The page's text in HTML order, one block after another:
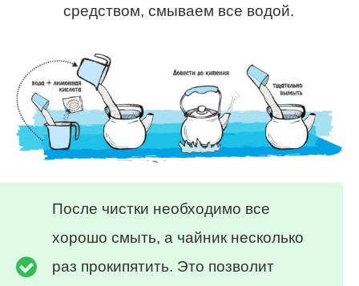
средством, смываем все водой.
После чистки необходимо все
хорошо смыть, а чайник несколько
раз прокипятить. Это позволит